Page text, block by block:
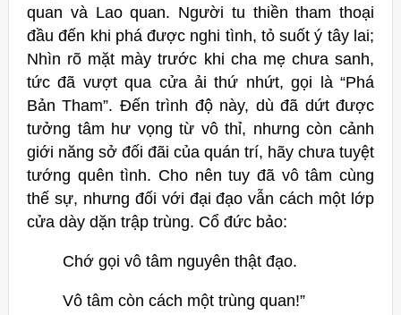
quan và Lao quan. Người tu thiền tham thoại
đầu đến khi phá được nghi tình, tỏ suốt ý tây lai;
Nhìn rõ mặt mày trước khi cha mẹ chưa sanh,
tức đã vượt qua cửa ải thứ nhứt, gọi là “Phá
Bản Tham”. Đến trình độ này, dù đã dứt được
tưởng tâm hư vọng từ vô thỉ, nhưng còn cảnh
giới năng sở đối đãi của quán trí, hãy chưa tuyệt
tướng quên tình. Cho nên tuy đã vô tâm cùng
thế sự, nhưng đối với đại đạo vẫn cách một lớp
cửa dày dặn trập trùng. Cổ đức bảo:
Chớ gọi vô tâm nguyên thật đạo.
Vô tâm còn cách một trùng quan!”